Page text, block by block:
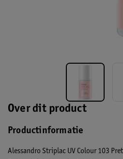
Over dit product
Productinformatie
Alessandro Striplac UV Colour 103